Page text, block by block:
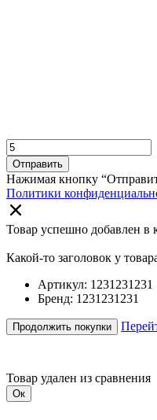
Отправить
Нажимая кнопку
Политики
Товар успешно добавлен в
Какой-то заголовок у
Артикул: 1231231231
Бренд: 1231231231
Продолжить покупки
Товар удален из сравнения
Ок